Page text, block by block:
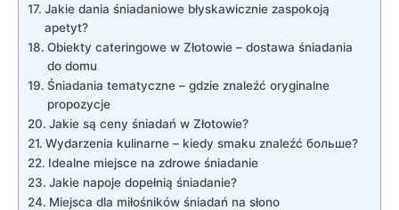
Jakie dania śniadaniowe błyskawicznie zaspokoją
apetyt?
Obiekty cateringowe w Złotowie – dostawa śniadania
do domu
Śniadania tematyczne – gdzie znaleźć oryginalne
propozycje
Jakie są ceny śniadań w Złotowie?
Wydarzenia kulinarne – kiedy smaku znaleźć больше?
Idealne miejsce na zdrowe śniadanie
Jakie napoje dopełnią śniadanie?
Miejsca dla miłośników śniadań na słono